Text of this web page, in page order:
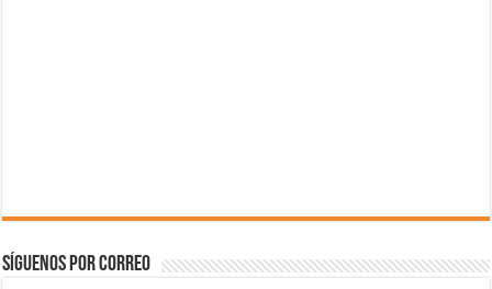
Síguenos por correo